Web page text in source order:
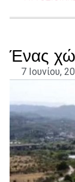
Ένας
7 Ιουνίου,